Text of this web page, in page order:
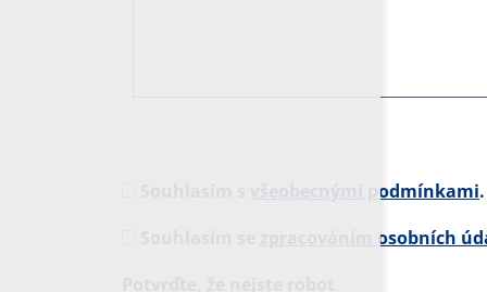
všeobecnými podmínkami.
zpracováním osobních